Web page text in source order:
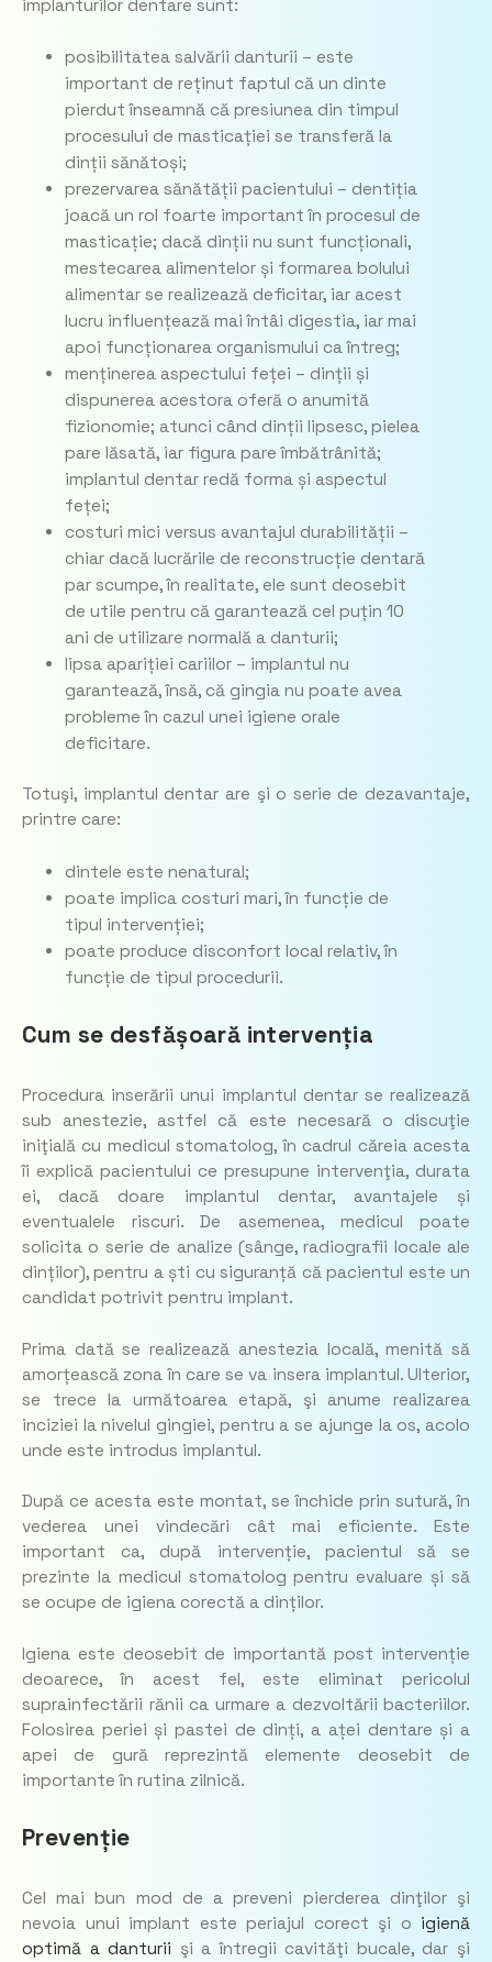
implanturilor dentare sunt:
posibilitatea salvării danturii – este
important de reținut faptul că un dinte
pierdut înseamnă că presiunea din timpul
procesului de masticației se transferă la
dinții sănătoși;
prezervarea sănătății pacientului – dentiția
joacă un rol foarte important în procesul de
masticație; dacă dinții nu sunt funcționali,
mestecarea alimentelor și formarea bolului
alimentar se realizează deficitar, iar acest
lucru influențează mai întâi digestia, iar mai
apoi funcționarea organismului ca întreg;
menținerea aspectului feței – dinții și
dispunerea acestora oferă o anumită
fizionomie; atunci când dinții lipsesc, pielea
pare lăsată, iar figura pare îmbătrânită;
implantul dentar redă forma și aspectul
feței;
costuri mici versus avantajul durabilității –
chiar dacă lucrările de reconstrucție dentară
par scumpe, în realitate, ele sunt deosebit
de utile pentru că garantează cel puțin 10
ani de utilizare normală a danturii;
lipsa apariției cariilor – implantul nu
garantează, însă, că gingia nu poate avea
probleme în cazul unei igiene orale
deficitare.
Totuşi, implantul dentar are şi o serie de dezavantaje,
printre care:
dintele este nenatural;
poate implica costuri mari, în funcție de
tipul intervenției;
poate produce disconfort local relativ, în
funcție de tipul procedurii.
Cum se desfășoară intervenția
Procedura inserării unui implantul dentar se realizează
sub anestezie, astfel că este necesară o discuţie
iniţială cu medicul stomatolog, în cadrul căreia acesta
îi explică pacientului ce presupune intervenţia, durata
ei, dacă doare implantul dentar, avantajele și
eventualele riscuri. De asemenea, medicul poate
solicita o serie de analize (sânge, radiografii locale ale
dinților), pentru a ști cu siguranță că pacientul este un
candidat potrivit pentru implant.
Prima dată se realizează anestezia locală, menită să
amorțească zona în care se va insera implantul. Ulterior,
se trece la următoarea etapă, şi anume realizarea
inciziei la nivelul gingiei, pentru a se ajunge la os, acolo
unde este introdus implantul.
După ce acesta este montat, se închide prin sutură, în
vederea unei vindecări cât mai eficiente. Este
important ca, după intervenție, pacientul să se
prezinte la medicul stomatolog pentru evaluare și să
se ocupe de igiena corectă a dinților.
Igiena este deosebit de importantă post intervenție
deoarece, în acest fel, este eliminat pericolul
suprainfectării rănii ca urmare a dezvoltării bacteriilor.
Folosirea periei și pastei de dinți, a aței dentare și a
apei de gură reprezintă elemente deosebit de
importante în rutina zilnică.
Prevenție
Cel mai bun mod de a preveni pierderea dinţilor şi
nevoia unui implant este periajul corect şi o igienă
optimă a danturii şi a întregii cavităţi bucale, dar şi